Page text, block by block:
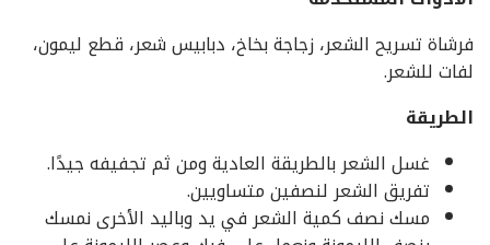
فرشاة تسريح الشعر، زجاجة بخاخ، دبابيس شعر، قطع ليمون،
لفات للشعر.
الطريقة
غسل الشعر بالطريقة العادية ومن ثم تجفيفه جيدًا.
تفريق الشعر لنصفين متساويين.
مسك نصف كمية الشعر في يد وباليد الأخرى نمسك